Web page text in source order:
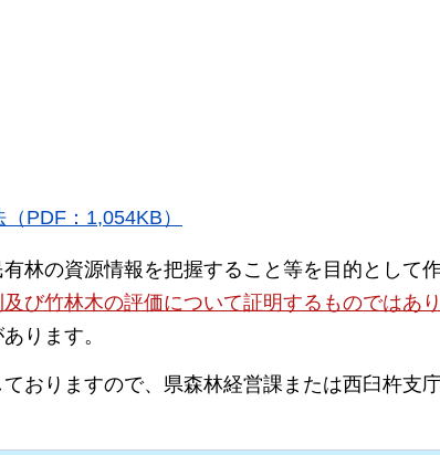
PDF：1,054KB）
林の資源情報を把握すること等を目的として
び竹林木の評価について証明するものではあり
ります。
おりますので、県森林経営課または西臼杵支